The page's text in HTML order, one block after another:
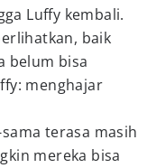
Luffy kembali.
baik
belum bisa
menghajar
terasa masih
mereka bisa